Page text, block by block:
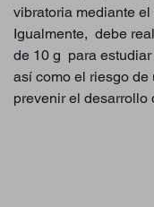
vibratoria mediante
Igualmente, debe
de 10 g para
así como el riesgo
prevenir el desarrollo